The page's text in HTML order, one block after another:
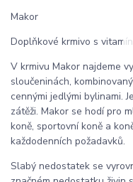
Makor
Doplňkové krmivo s
V krmivu Makor najdeme
sloučeninách,
cennými jedlými bylinami.
zátěži. Makor se hodí pro
koně, sportovní koně a
každodenních požadavků.
Slabý nedostatek se